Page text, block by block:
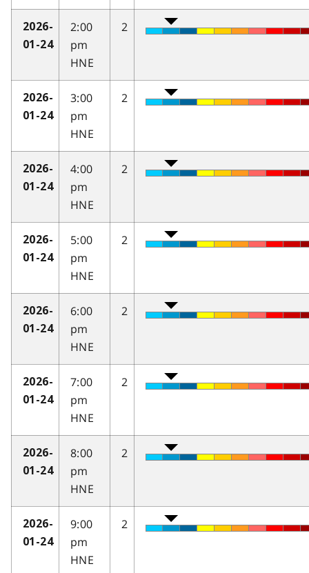
2026-
01-24
2:00
pm
HNE
2
2026-
01-24
3:00
pm
HNE
2
2026-
01-24
4:00
pm
HNE
2
2026-
01-24
5:00
pm
HNE
2
2026-
01-24
6:00
pm
HNE
2
2026-
01-24
7:00
pm
HNE
2
2026-
01-24
8:00
pm
HNE
2
2026-
01-24
9:00
pm
HNE
2